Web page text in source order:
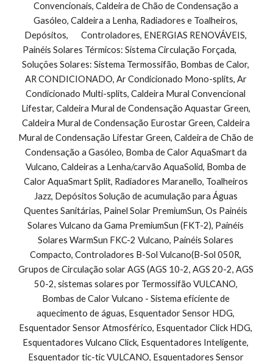
Convencionais, Caldeira de Chão de Condensação a
Gasóleo, Caldeira a Lenha, Radiadores e Toalheiros,
Depósitos,       Controladores, ENERGIAS RENOVÁVEIS,
Painéis Solares Térmicos: Sistema Circulação Forçada,
Soluções Solares: Sistema Termossifão, Bombas de Calor,
AR CONDICIONADO, Ar Condicionado Mono-splits, Ar
Condicionado Multi-splits, Caldeira Mural Convencional
Lifestar, Caldeira Mural de Condensação Aquastar Green,
Caldeira Mural de Condensação Eurostar Green, Caldeira
Mural de Condensação Lifestar Green, Caldeira de Chão de
Condensação a Gasóleo, Bomba de Calor AquaSmart da
Vulcano, Caldeiras a Lenha/carvão AquaSolid, Bomba de
Calor AquaSmart Split, Radiadores Maranello, Toalheiros
Jazz, Depósitos Solução de acumulação para Águas
Quentes Sanitárias, Painel Solar PremiumSun, Os Painéis
Solares Vulcano da Gama PremiumSun (FKT-2), Painéis
Solares WarmSun FKC-2 Vulcano, Painéis Solares
Compacto, Controladores B-Sol Vulcano(B-Sol 050R,
Grupos de Circulação solar AGS (AGS 10-2, AGS 20-2, AGS
50-2, sistemas solares por Termossifão VULCANO,
Bombas de Calor Vulcano - Sistema eficiente de
aquecimento de águas, Esquentador Sensor HDG,
Esquentador Sensor Atmosférico, Esquentador Click HDG,
Esquentadores Vulcano Click, Esquentadores Inteligente,
Esquentador tic-tic VULCANO, Esquentadores Sensor